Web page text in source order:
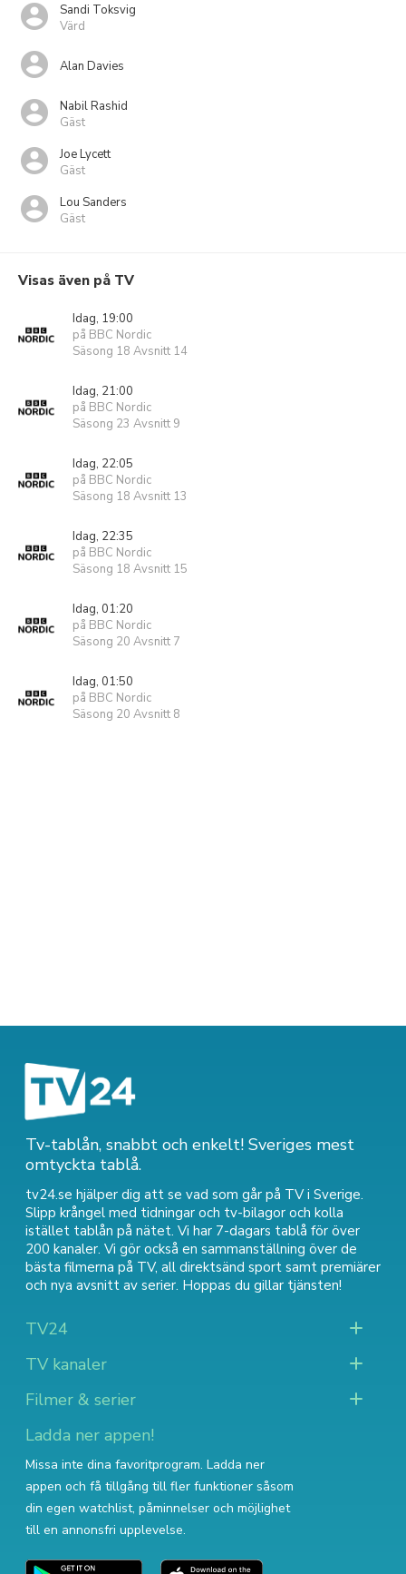
Sandi Toksvig
Värd
Alan Davies
Nabil Rashid
Gäst
Joe Lycett
Gäst
Lou Sanders
Gäst
Visas även på TV
Idag, 19:00
på BBC Nordic
Säsong 18 Avsnitt 14
Idag, 21:00
på BBC Nordic
Säsong 23 Avsnitt 9
Idag, 22:05
på BBC Nordic
Säsong 18 Avsnitt 13
Idag, 22:35
på BBC Nordic
Säsong 18 Avsnitt 15
Idag, 01:20
på BBC Nordic
Säsong 20 Avsnitt 7
Idag, 01:50
på BBC Nordic
Säsong 20 Avsnitt 8
Tv-tablån, snabbt och enkelt! Sveriges mest
omtyckta tablå.
tv24.se hjälper dig att se vad som går på TV i Sverige.
Slipp krångel med tidningar och tv-bilagor och kolla
istället tablån på nätet. Vi har 7-dagars tablå för över
200 kanaler. Vi gör också en sammanställning över de
bästa filmerna på TV, all direktsänd sport samt premiärer
och nya avsnitt av serier. Hoppas du gillar tjänsten!
TV24
TV kanaler
Filmer & serier
Ladda ner appen!
Missa inte dina favoritprogram. Ladda ner
appen och få tillgång till fler funktioner såsom
din egen watchlist, påminnelser och möjlighet
till en annonsfri upplevelse.